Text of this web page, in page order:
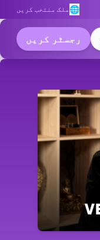
🌐ملک منتخب کریں
رجسٹر کریں